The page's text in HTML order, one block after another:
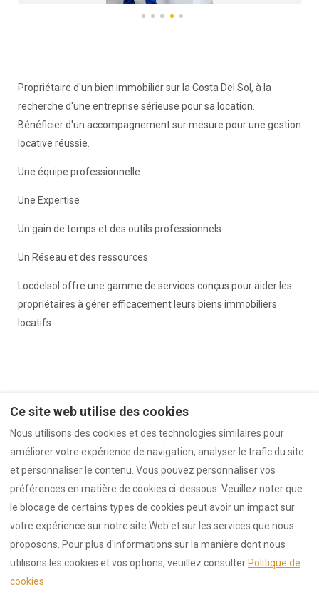
Propriétaire d'un bien immobilier sur la Costa Del Sol, à la
recherche d'une entreprise sérieuse pour sa location.
Bénéficier d'un accompagnement sur mesure pour une gestion
locative réussie.
Une équipe professionnelle
Une Expertise
Un gain de temps et des outils professionnels
Un Réseau et des ressources
Locdelsol offre une gamme de services conçus pour aider les
propriétaires à gérer efficacement leurs biens immobiliers
locatifs
Mentions légales Conditions d'utilisations
Ce site web utilise des cookies
Nous utilisons des cookies et des technologies similaires pour
améliorer votre expérience de navigation, analyser le trafic du site
et personnaliser le contenu. Vous pouvez personnaliser vos
préférences en matière de cookies ci-dessous. Veuillez noter que
le blocage de certains types de cookies peut avoir un impact sur
votre expérience sur notre site Web et sur les services que nous
proposons. Pour plus d'informations sur la manière dont nous
utilisons les cookies et vos options, veuillez consulterPolitique de
cookies